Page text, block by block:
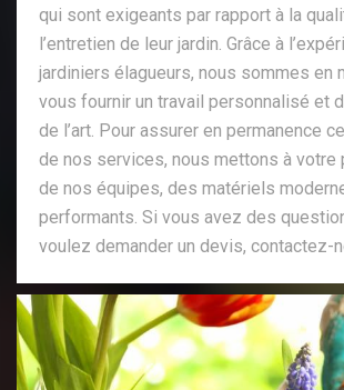
qui sont exigeants par rapport à la
l’entretien de leur jardin. Grâce à
jardiniers élagueurs, nous sommes en
vous fournir un travail personnalisé et
de l’art. Pour assurer en permanence
de nos services, nous mettons à votre
de nos équipes, des matériels
performants. Si vous avez des
voulez demander un devis, contactez-